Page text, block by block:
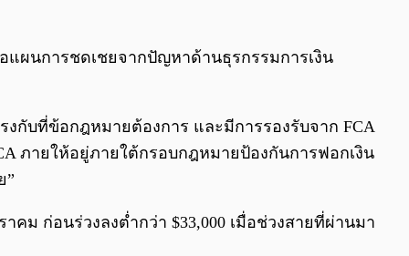
แผนการชดเชยจากปัญหาด้านธุรกรรมการเงิน
งกับที่ข้อกฎหมายต้องการ และมีการรองรับจาก FCA
ภายให้อยู่ภายใต้กรอบกฎหมายป้องกันการฟอกเงิน
”
คม ก่อนร่วงลงต่ำกว่า $33,000 เมื่อช่วงสายที่ผ่านมา